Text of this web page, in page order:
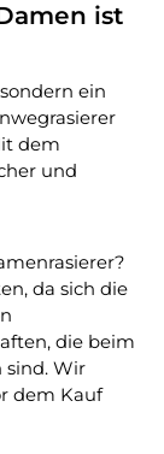
ist
ein
dem
und
da sich die
die beim
sind. Wir
dem Kauf